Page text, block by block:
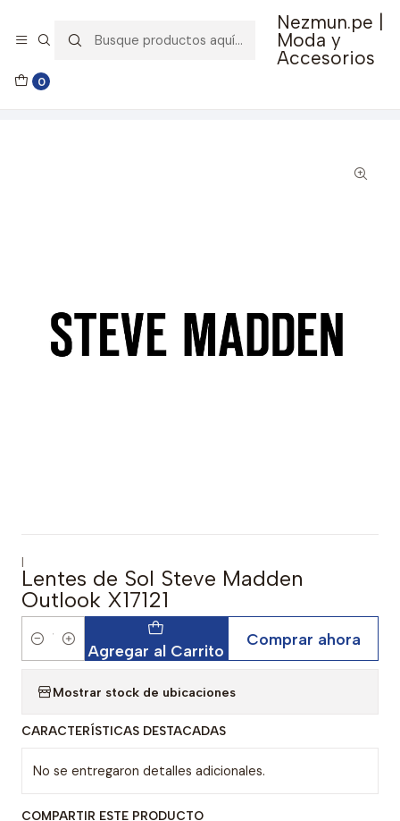
Nezmun.pe |
Moda y
Accesorios
0
🚚 Envío GRATIS por compras mayores a S/ 150
|
Lentes de Sol Steve Madden
Outlook X17121
Cantidad Agregar al Carrito
Comprar ahora
Mostrar stock de ubicaciones
CARACTERÍSTICAS DESTACADAS
No se entregaron detalles adicionales.
COMPARTIR ESTE PRODUCTO